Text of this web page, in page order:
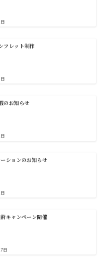
フレット制作
のお知らせ
ションのお知らせ
キャンペーン開催
日